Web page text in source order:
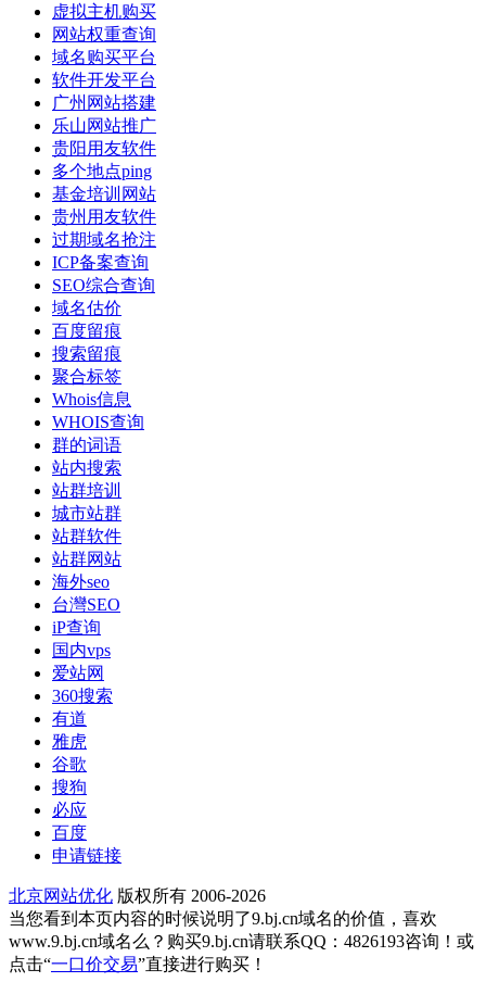
虚拟主机购买
网站权重查询
域名购买平台
软件开发平台
广州网站搭建
乐山网站推广
贵阳用友软件
多个地点ping
基金培训网站
贵州用友软件
过期域名抢注
ICP备案查询
SEO综合查询
域名估价
百度留痕
搜索留痕
聚合标签
Whois信息
WHOIS查询
群的词语
站内搜索
站群培训
城市站群
站群软件
站群网站
海外seo
台灣SEO
iP查询
国内vps
爱站网
360搜索
有道
雅虎
谷歌
搜狗
必应
百度
申请链接
北京网站优化 版权所有 2006-2026
当您看到本页内容的时候说明了9.bj.cn域名的价值，喜欢
www.9.bj.cn域名么？购买9.bj.cn请联系QQ：4826193咨询！或
点击“一口价交易”直接进行购买！